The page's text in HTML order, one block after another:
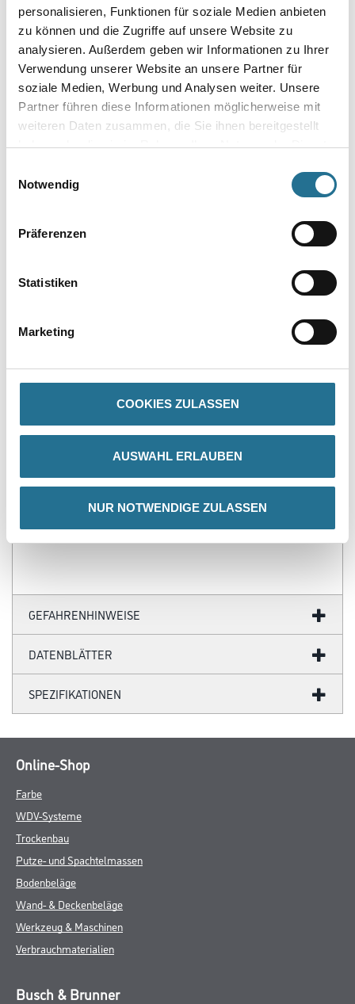
personalisieren, Funktionen für soziale Medien anbieten
zu können und die Zugriffe auf unsere Website zu
analysieren. Außerdem geben wir Informationen zu Ihrer
Verwendung unserer Website an unsere Partner für
soziale Medien, Werbung und Analysen weiter. Unsere
Partner führen diese Informationen möglicherweise mit
weiteren Daten zusammen, die Sie ihnen bereitgestellt
haben oder die sie im Rahmen Ihrer Nutzung der Dienste
Notwendig
Präferenzen
Statistiken
Marketing
COOKIES ZULASSEN
AUSWAHL ERLAUBEN
NUR NOTWENDIGE ZULASSEN
Breite in centimeter
Gebinde
Umrechnungsfaktoren
PRODUKTEIGENSCHAFTEN
- Über 100 Motive für jeden Geschmack
- Farblich anpassbare Tapetenmotive
- Ihr Fotomotiv auf Tapete
- Zertifizierte Faservliese
- Brandschutzgeprüft nach EU-Norm
- Umweltfreundliche Latexfarben
GEFAHRENHINWEISE
DATENBLÄTTER
SPEZIFIKATIONEN
Online-Shop
Farbe
WDV-Systeme
Trockenbau
Putze- und Spachtelmassen
Bodenbeläge
Wand- & Deckenbeläge
Werkzeug & Maschinen
Verbrauchmaterialien
Busch & Brunner